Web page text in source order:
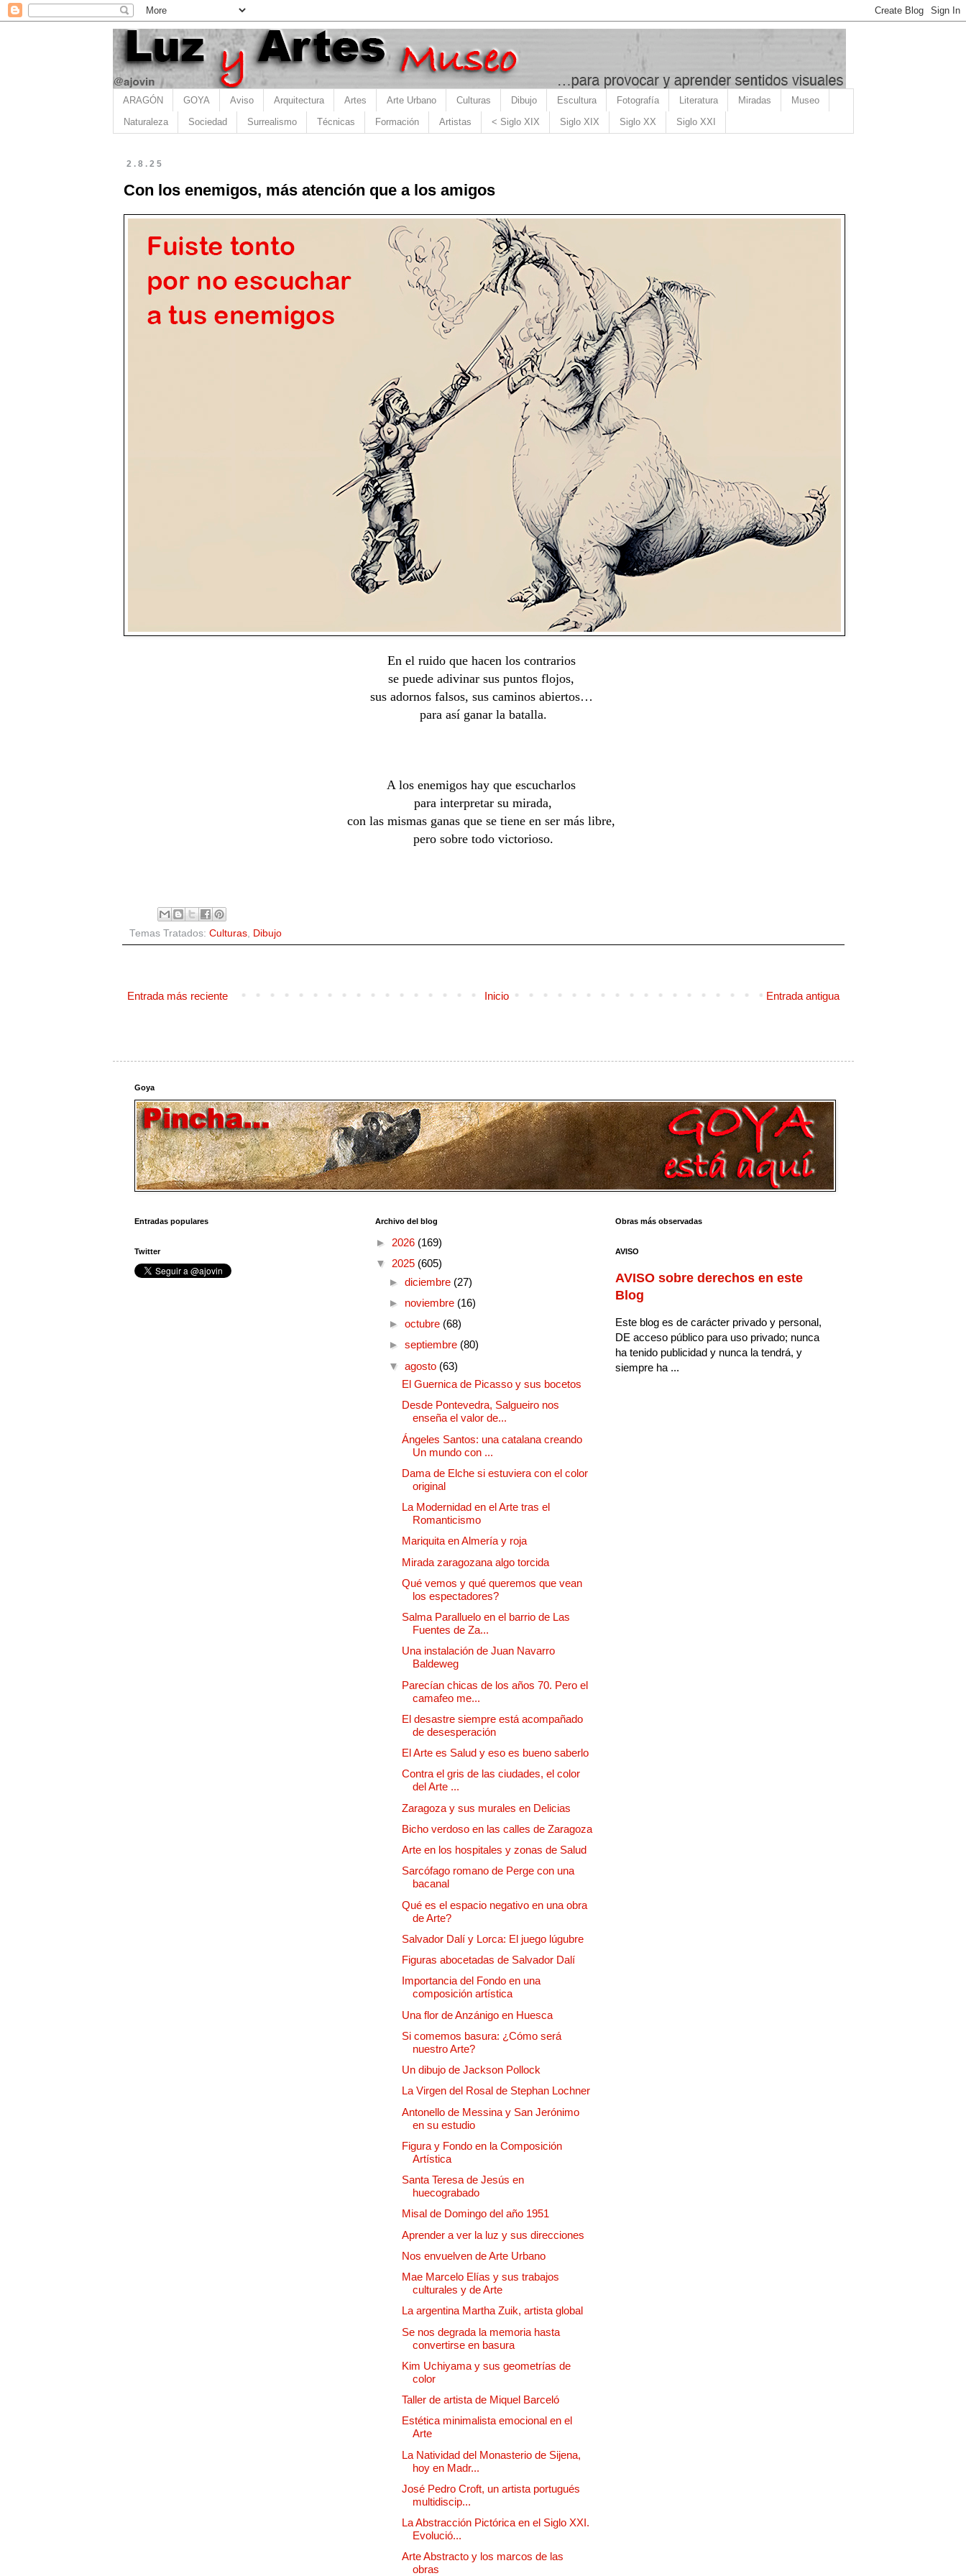
ARAGÓN GOYA Aviso Arquitectura Artes Arte Urbano Culturas Dibujo Escultura Fotografía Literatura Miradas Museo
Naturaleza Sociedad Surrealismo Técnicas Formación Artistas < Siglo XIX Siglo XIX Siglo XX Siglo XXI
2.8.25
Con los enemigos, más atención que a los amigos
En el ruido que hacen los contrarios
se puede adivinar sus puntos flojos,
sus adornos falsos, sus caminos abiertos…
para así ganar la batalla.
A los enemigos hay que escucharlos
para interpretar su mirada,
con las mismas ganas que se tiene en ser más libre,
pero sobre todo victorioso.
Temas Tratados: Culturas, Dibujo
Entrada más reciente Entrada antigua
Inicio
Goya
Entradas populares
Twitter
Archivo del blog
► 2026 (169)
▼ 2025 (605)
► diciembre (27)
► noviembre (16)
► octubre (68)
► septiembre (80)
▼ agosto (63)
El Guernica de Picasso y sus bocetos
Desde Pontevedra, Salgueiro nos
enseña el valor de...
Ángeles Santos: una catalana creando
Un mundo con ...
Dama de Elche si estuviera con el color
original
La Modernidad en el Arte tras el
Romanticismo
Mariquita en Almería y roja
Mirada zaragozana algo torcida
Qué vemos y qué queremos que vean
los espectadores?
Salma Paralluelo en el barrio de Las
Fuentes de Za...
Una instalación de Juan Navarro
Baldeweg
Parecían chicas de los años 70. Pero el
camafeo me...
El desastre siempre está acompañado
de desesperación
El Arte es Salud y eso es bueno saberlo
Contra el gris de las ciudades, el color
del Arte ...
Zaragoza y sus murales en Delicias
Bicho verdoso en las calles de Zaragoza
Arte en los hospitales y zonas de Salud
Sarcófago romano de Perge con una
bacanal
Qué es el espacio negativo en una obra
de Arte?
Salvador Dalí y Lorca: El juego lúgubre
Figuras abocetadas de Salvador Dalí
Importancia del Fondo en una
composición artística
Una flor de Anzánigo en Huesca
Si comemos basura: ¿Cómo será
nuestro Arte?
Un dibujo de Jackson Pollock
La Virgen del Rosal de Stephan Lochner
Antonello de Messina y San Jerónimo
en su estudio
Figura y Fondo en la Composición
Artística
Santa Teresa de Jesús en
huecograbado
Misal de Domingo del año 1951
Aprender a ver la luz y sus direcciones
Nos envuelven de Arte Urbano
Mae Marcelo Elías y sus trabajos
culturales y de Arte
La argentina Martha Zuik, artista global
Se nos degrada la memoria hasta
convertirse en basura
Kim Uchiyama y sus geometrías de
color
Taller de artista de Miquel Barceló
Estética minimalista emocional en el
Arte
La Natividad del Monasterio de Sijena,
hoy en Madr...
José Pedro Croft, un artista portugués
multidiscip...
La Abstracción Pictórica en el Siglo XXI.
Evolució...
Arte Abstracto y los marcos de las
obras
Obras más observadas
AVISO
AVISO sobre derechos en este
Blog
Este blog es de carácter privado y personal,
DE acceso público para uso privado; nunca
ha tenido publicidad y nunca la tendrá, y
siempre ha ...